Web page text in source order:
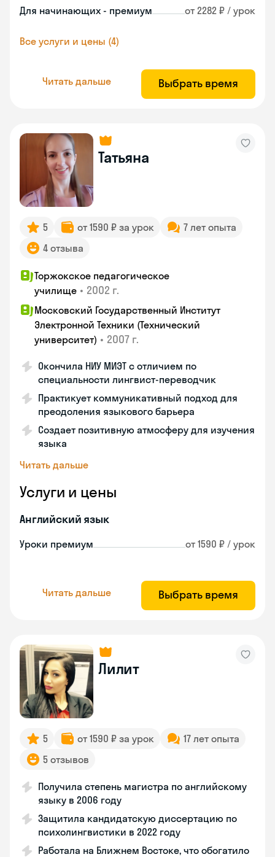
Для начинающих - премиум от 2282 ₽ / урок
Все услуги и цены (4)
Читать дальше Выбрать время
Татьяна
5 от 1590 ₽ за урок
7 лет опыта
4 отзыва
Торжокское педагогическое
училище • 2002 г.
Московский Государственный Институт
Электронной Техники (Технический
университет) • 2007 г.
Окончила НИУ МИЭТ с отличием по
специальности лингвист-переводчик
Практикует коммуникативный подход для
преодоления языкового барьера
Создает позитивную атмосферу для изучения
языка
Читать дальше
Услуги и цены
Английский язык
Уроки премиум от 1590 ₽ / урок
Читать дальше Выбрать время
Лилит
5 от 1590 ₽ за урок
17 лет опыта
5 отзывов
Получила степень магистра по английскому
языку в 2006 году
Защитила кандидатскую диссертацию по
психолингвистики в 2022 году
Работала на Ближнем Востоке, что обогатило